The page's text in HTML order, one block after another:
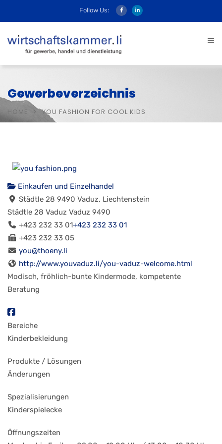
Follow Us:
Gewerbeverzeichnis
HOME YOU FASHION FOR COOL KIDS
Einkaufen und Einzelhandel
Städtle 28 9490 Vaduz, Liechtenstein
Städtle 28 Vaduz Vaduz 9490
+423 232 33 01+423 232 33 01
+423 232 33 05
you@thoeny.li
http://www.youvaduz.li/you-vaduz-welcome.html
Modisch, fröhlich-bunte Kindermode, kompetente
Beratung
Bereiche
Kinderbekleidung
Produkte / Lösungen
Änderungen
Spezialisierungen
Kinderspielecke
Öffnungszeiten